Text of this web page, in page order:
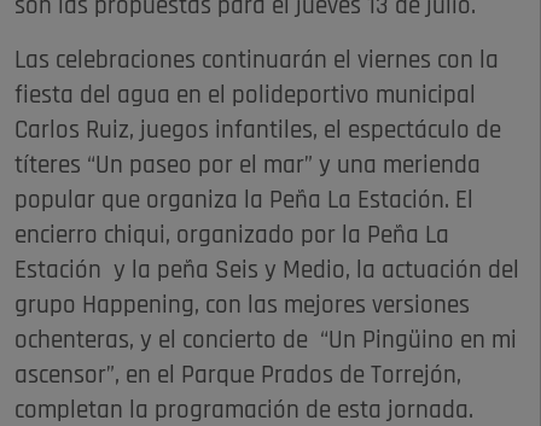
son las propuestas para el jueves 13 de julio.
Las celebraciones continuarán el viernes con la
fiesta del agua en el polideportivo municipal
Carlos Ruiz, juegos infantiles, el espectáculo de
títeres “Un paseo por el mar” y una merienda
popular que organiza la Peña La Estación. El
encierro chiqui, organizado por la Peña La
Estación y la peña Seis y Medio, la actuación del
grupo Happening, con las mejores versiones
ochenteras, y el concierto de “Un Pingüino en mi
ascensor”, en el Parque Prados de Torrejón,
completan la programación de esta jornada.